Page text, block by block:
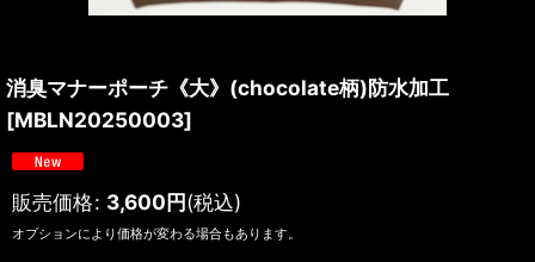
消臭マナーポーチ《大》(chocolate柄)防水加工
[MBLN20250003]
販売価格: 3,600円(税込)
オプションにより価格が変わる場合もあります。